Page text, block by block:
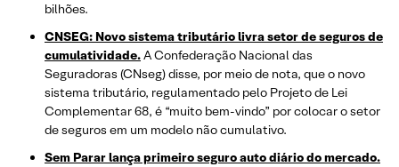
bilhões.
CNSEG: Novo sistema tributário livra setor de seguros de
cumulatividade.A Confederação Nacional das
Seguradoras (CNseg) disse, por meio de nota, que o novo
sistema tributário, regulamentado pelo Projeto de Lei
Complementar 68, é “muito bem-vindo” por colocar o setor
de seguros em um modelo não cumulativo.
Sem Parar lança primeiro seguro auto diário do mercado.